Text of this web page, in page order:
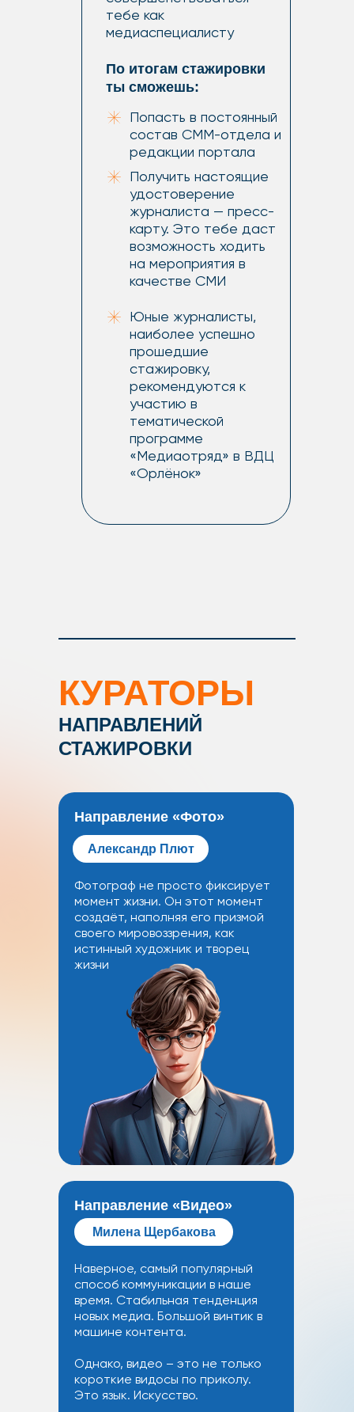
Попасть в постоянный
состав СММ-отдела и
редакции портала
Получить настоящие
удостоверение
журналиста — пресс-
карту. Это тебе даст
возможность ходить
на мероприятия в
качестве СМИ
Юные журналисты,
наиболее успешно
прошедшие
стажировку,
рекомендуются к
участию в
тематической
программе
«Медиаотряд» в ВДЦ
«Орлёнок»
тебе как
медиаспециалисту
По итогам стажировки
ты сможешь:
Направление «Видео»‬
Милена Щербакова
Наверное, самый популярный
способ коммуникации в наше
время. Стабильная тенденция
новых медиа. Большой винтик в
машине контента.
Однако, видео – это не только
короткие видосы по приколу.
Это язык. Искусство.
Направление «Фото»‬
Александр Плют
Фотограф не просто фиксирует
момент жизни. Он этот момент
создаёт, наполняя его призмой
своего мировоззрения, как
истинный художник и творец
жизни
КУРАТОРЫ
НАПРАВЛЕНИЙ
СТАЖИРОВКИ